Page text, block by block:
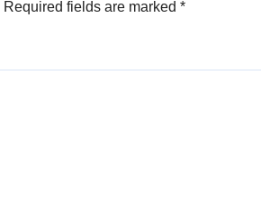
Required fields are marked *